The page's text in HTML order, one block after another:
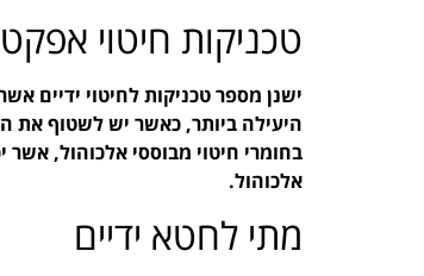
טכניקות חיטוי
אלכוהול.
מתי לחטא ידיים